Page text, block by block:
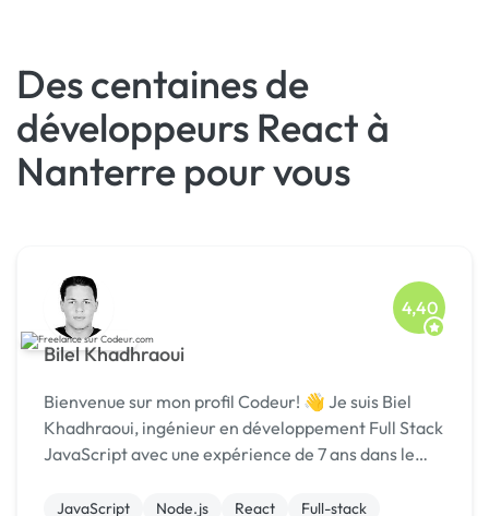
Des centaines de
développeurs React à
Nanterre pour vous
Bilel Khadhraoui
4,40
Bienvenue sur mon profil Codeur! 👋 Je suis Biel
Khadhraoui, ingénieur en développement Full Stack
JavaScript avec une expérience de 7 ans dans le
un développement web qui répond à 100% à vos b...
JavaScript Node.js React
Full-stack